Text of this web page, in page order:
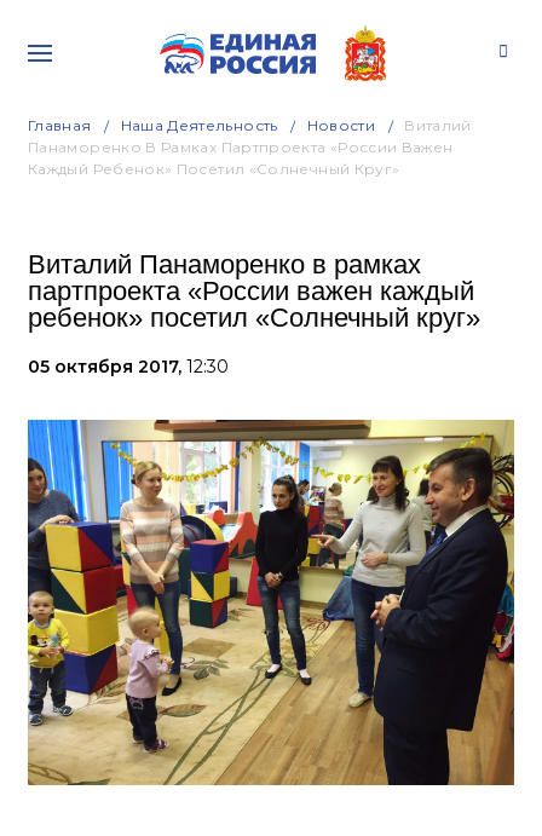
Главная Наша Деятельность Новости
Виталий
Панаморенко В Рамках Партпроекта «России Важен
Каждый Ребенок» Посетил «Солнечный Круг»
Виталий Панаморенко в рамках
партпроекта «России важен каждый
ребенок» посетил «Солнечный круг»
05 октября 2017, 12:30